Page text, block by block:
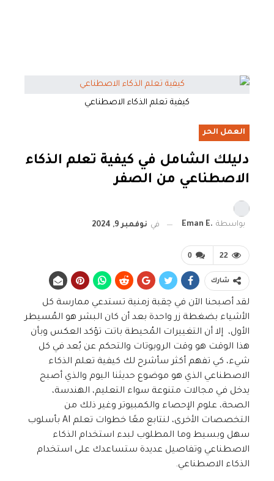
كيفية تعلم الذكاء الاصطناعي
العمل الحر
دليلك الشامل في كيفية تعلم الذكاء
الاصطناعي من الصفر
بواسطة .Eman E في نوفمبر 9, 2024
0 22
شارك
لقد أصبحنا الآن في حِقبة زمنية تستدعي ممارسة كل
الأشياء بضغطة زر واحدة بعد أن كان البشر هو المُسيطر
الأول، إلا أن التغييرات المُحيطة باتت تؤكد العكس وبأن
هذا الوقت هو وقت الروبوتات والتحكم عن بُعد في كل
شيء، كي تفهم أكثر سأشرح لك كيفية تعلم الذكاء
الاصطناعي الذي هو موضوع حديثنا اليوم والذي أصبح
يدخل في مجالات متنوعة سواء التعليم، الهندسة،
الصحة، علوم الإحصاء والكمبيوتر وغير ذلك من
التخصصات الأخرى، لنتابع معًا خطوات تعلم AI بأسلوب
سهل وبسيط وما المطلوب لبدء استخدام الذكاء
الاصطناعي وتفاصيل عديدة ستساعدك على استخدام
الذكاء الاصطناعي.